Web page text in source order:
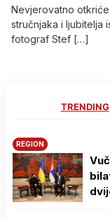
Nevjerovatno
stručnjaka i ljubitelja
fotograf Stef […]
TRENDING
REGION